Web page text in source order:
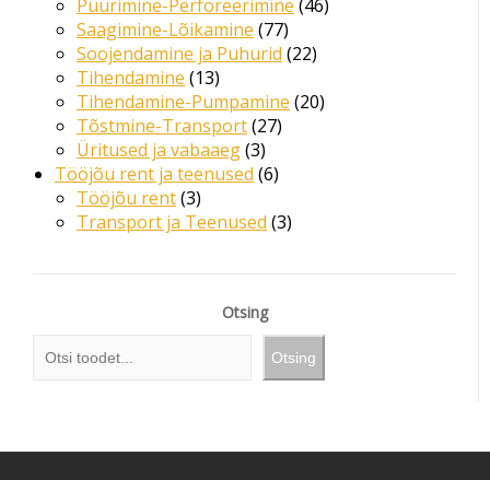
Puurimine-Perforeerimine 46
Saagimine-Lõikamine 77
Soojendamine ja Puhurid 22
Tihendamine 13
Tihendamine-Pumpamine 20
Tõstmine-Transport 27
Üritused ja vabaaeg 3
Tööjõu rent ja teenused 6
Tööjõu rent 3
Transport ja Teenused 3
Otsing
Otsing